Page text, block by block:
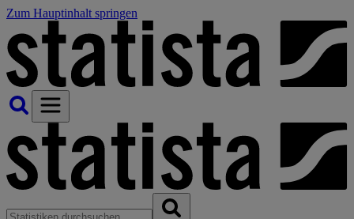
Zum Hauptinhalt springen